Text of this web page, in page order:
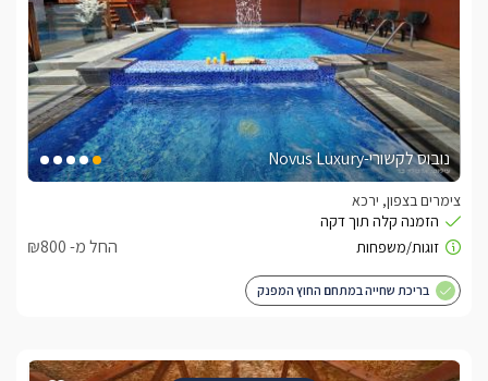
נובוס לקשורי-Novus Luxury
צימרים בצפון, ירכא
החל מ- ₪800
בריכת שחייה במתחם החוץ המפנק